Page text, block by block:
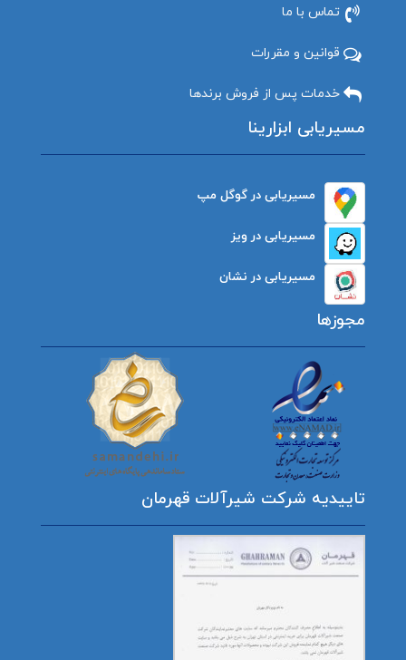
تماس با ما
قوانین و مقررات
خدمات پس از فروش برندها
مسیریابی ابزارینا
مسیریابی در گوگل مپ
مسیریابی در ویز
مسیریابی در نشان
مجوزها
تاییدیه شرکت شیرآلات قهرمان